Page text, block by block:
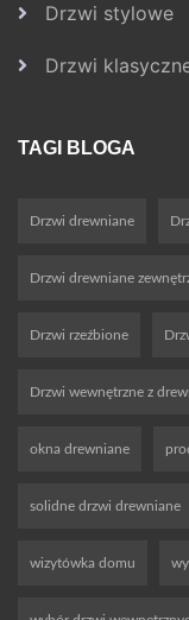
Drzwi stylowe
Drzwi
TAGI BLOGA
Drzwi drewniane
Drzwi drewniane
Drzwi rzeźbione
Drzwi wewnętrzne z
okna drewniane
solidne drzwi drewniane
wizytówka domu